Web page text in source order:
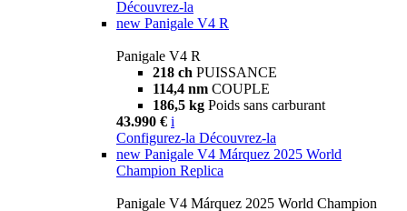
Découvrez-la
new Panigale V4 R
Panigale V4 R
218 ch PUISSANCE
114,4 nm COUPLE
186,5 kg Poids sans carburant
43.990 € i
Configurez-la Découvrez-la
new Panigale V4 Márquez 2025 World
Champion Replica
Panigale V4 Márquez 2025 World Champion